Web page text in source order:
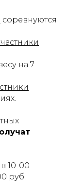
соревнуются
на 7
10-00
руб.